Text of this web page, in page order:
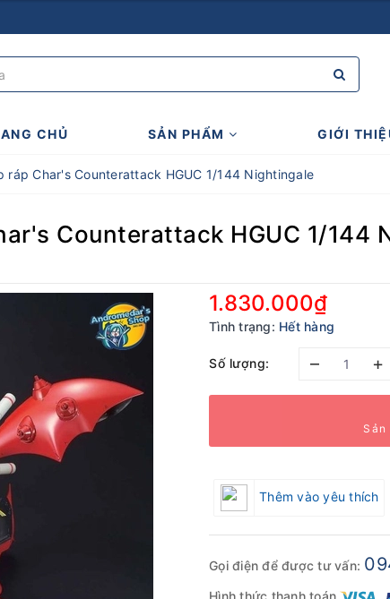
CHỦ SẢN PHẨM GIỚI
ráp Char's Counterattack HGUC 1/144 Nightingale
Counterattack HGUC 1/144
1.830.000₫
Tình trạng: Hết hàng
Số lượng: – +
Sản
Thêm vào yêu thích
Gọi điện để được tư vấn:
Hình thức thanh toán